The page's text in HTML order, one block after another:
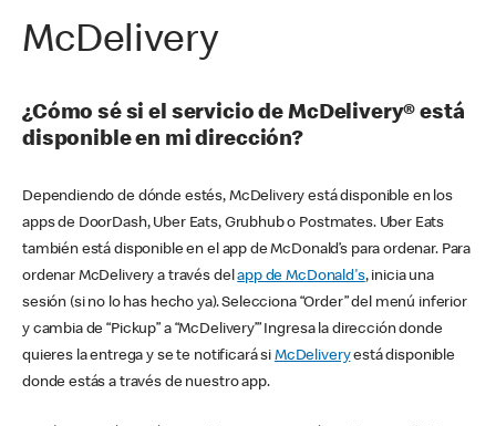
McDelivery
¿Cómo sé si el servicio de McDelivery® está
disponible en mi dirección?
Dependiendo de dónde estés, McDelivery está disponible en los
apps de DoorDash, Uber Eats, Grubhub o Postmates. Uber Eats
también está disponible en el app de McDonald’s para ordenar. Para
ordenar McDelivery a través delapp de McDonald's, inicia una
sesión (si no lo has hecho ya). Selecciona “Order” del menú inferior
y cambia de “Pickup” a “McDelivery’” Ingresa la dirección donde
quieres la entrega y se te notificará si McDeliveryestá disponible
donde estás a través de nuestro app.